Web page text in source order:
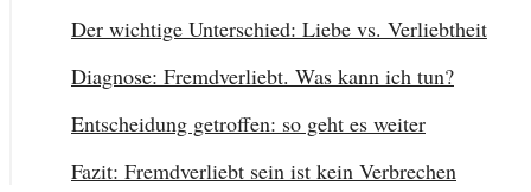
Der wichtige Unterschied: Liebe vs. Verliebtheit
Diagnose: Fremdverliebt. Was kann ich tun?
Entscheidung getroffen: so geht es weiter
Fazit: Fremdverliebt sein ist kein Verbrechen